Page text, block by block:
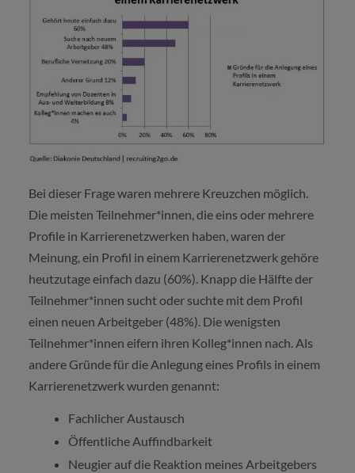
Bei dieser Frage waren mehrere Kreuzchen möglich.
Die meisten Teilnehmer*innen, die eins oder mehrere
Profile in Karrierenetzwerken haben, waren der
Meinung, ein Profil in einem Karrierenetzwerk gehöre
heutzutage einfach dazu (60%). Knapp die Hälfte der
Teilnehmer*innen sucht oder suchte mit dem Profil
einen neuen Arbeitgeber (48%). Die wenigsten
Teilnehmer*innen eifern ihren Kolleg*innen nach. Als
andere Gründe für die Anlegung eines Profils in einem
Karrierenetzwerk wurden genannt:
Fachlicher Austausch
Öffentliche Auffindbarkeit
Neugier auf die Reaktion meines Arbeitgebers